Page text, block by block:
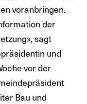
voranbringen.
der
sagt
und
vor der
Bau und